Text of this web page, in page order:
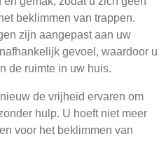
beklimmen van trappen.
zijn aangepast aan uw
gevoel, waardoor u
de ruimte in uw huis.
de vrijheid ervaren om
hulp. U hoeft niet meer
voor het beklimmen van